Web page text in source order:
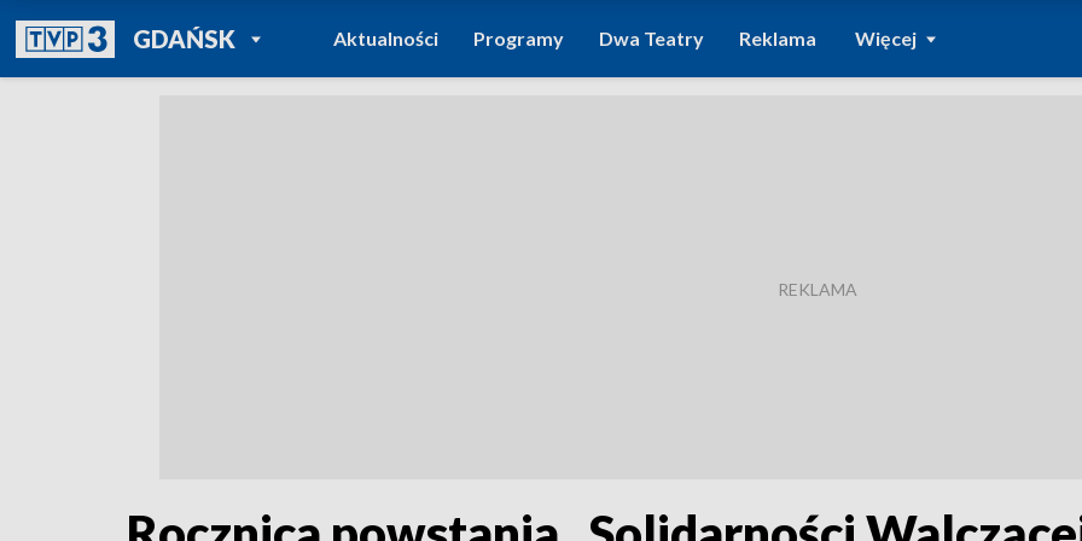
GDAŃSKPOWRÓT DO
TVP REGIONY
Aktualności Programy Dwa Teatry Reklama Więcej